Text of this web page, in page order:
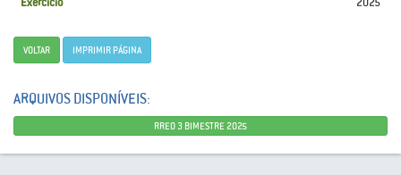
VOLTAR IMPRIMIR PÁGINA
ARQUIVOS DISPONÍVEIS:
RREO 3 BIMESTRE 2025